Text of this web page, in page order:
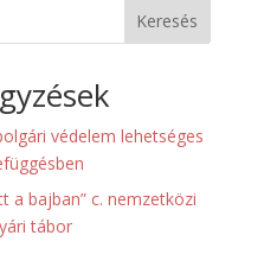
Keresés
védelem lehetséges
a bajban” c. nemzetközi
tábor